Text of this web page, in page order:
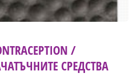
/
СРЕДСТВА